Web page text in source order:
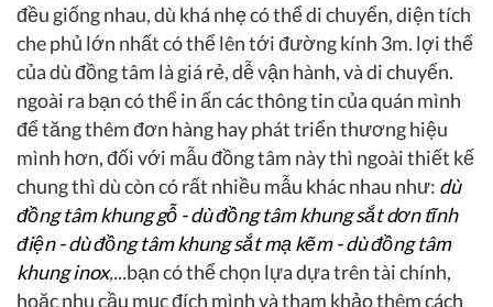
đều giống nhau, dù khá nhẹ có thể di chuyển, diện tích
che phủ lớn nhất có thể lên tới đường kính 3m. lợi thế
của dù đồng tâm là giá rẻ, dễ vận hành, và di chuyển.
ngoài ra bạn có thể in ấn các thông tin của quán mình
để tăng thêm đơn hàng hay phát triển thương hiệu
mình hơn, đối với mẫu đồng tâm này thì ngoài thiết kế
chung thì dù còn có rất nhiều mẫu khác nhau như: dù
đồng tâm khung gỗ - dù đồng tâm khung sắt dơn tĩnh
điện - dù đồng tâm khung sắt mạ kẽm - dù đồng tâm
khung inox,...bạn có thể chọn lựa dựa trên tài chính,
hoặc nhu cầu mục đích mình và tham khảo thêm cách